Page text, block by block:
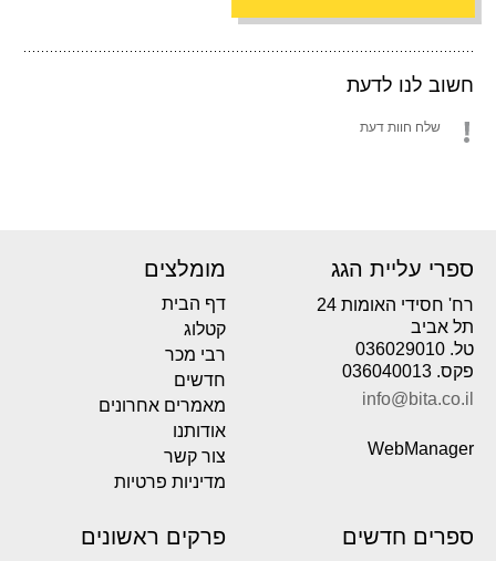
חשוב לנו לדעת
שלח חוות דעת
ספרי עליית הגג
רח' חסידי האומות 24
תל אביב
טל. 036029010
פקס. 036040013
info@bita.co.il
WebManager
מומלצים
דף הבית
קטלוג
רבי מכר
חדשים
מאמרים אחרונים
אודותנו
צור קשר
מדיניות פרטיות
ספרים חדשים פרקים ראשונים